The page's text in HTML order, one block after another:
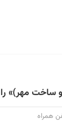
ساخت مهر‌)»